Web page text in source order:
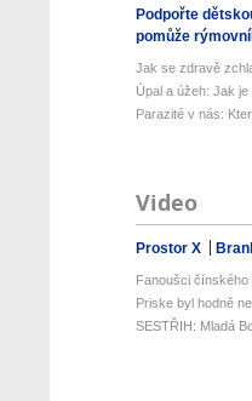
Podpořte
pomůže
Jak se zdravě
Úpal a úžeh: Jak
Parazité v nás:
Video
Prostor X
Fanoušci čínského
Priske byl hodně
SESTŘIH: Mladá